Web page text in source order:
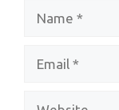
Website